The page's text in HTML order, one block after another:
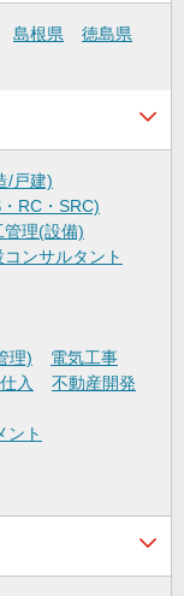
島根県
徳島県
/戸建)
RC・SRC)
管理(設備)
コンサルタント
理)
電気工事
入
不動産開発
ント